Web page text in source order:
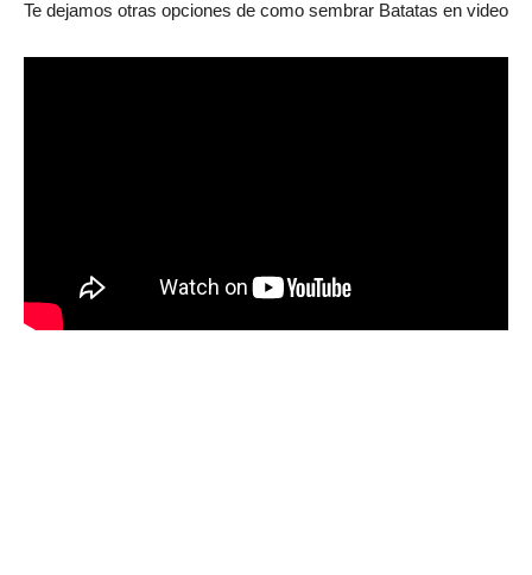
Te dejamos otras opciones de como sembrar Batatas en video